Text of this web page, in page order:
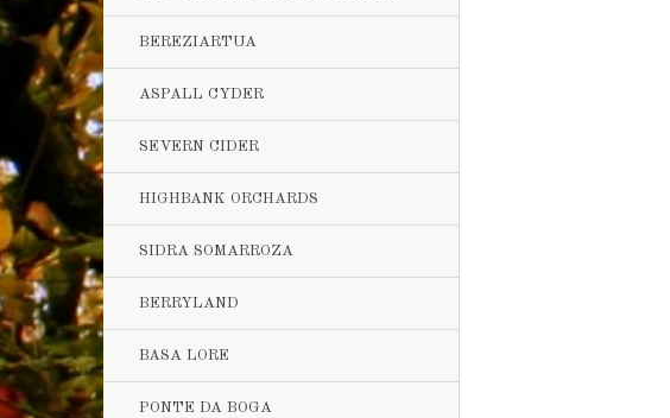
BEREZIARTUA
ASPALL CYDER
SEVERN CIDER
HIGHBANK ORCHARDS
SIDRA SOMARROZA
BERRYLAND
BASA LORE
PONTE DA BOGA